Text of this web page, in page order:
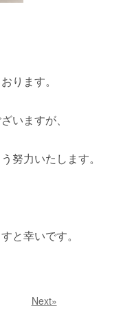
ります。
いますが、
努力いたします。
と幸いです。
Next»